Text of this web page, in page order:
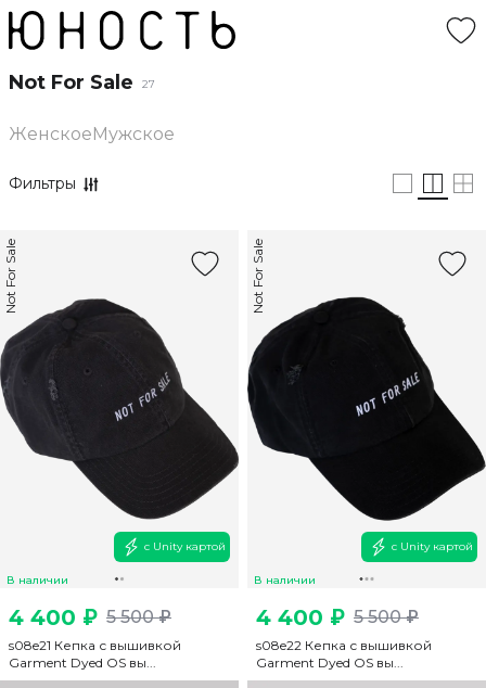
Not For Sale 27
ЖенскоеМужское
Фильтры
В наличии
Not For Sale
с Unity картой
4 400 ₽ 5 500 ₽
s08e21 Кепка с вышивкой
Garment Dyed OS вы...
В наличии
Not For Sale
с Unity картой
4 400 ₽ 5 500 ₽
s08e22 Кепка с вышивкой
Garment Dyed OS вы...